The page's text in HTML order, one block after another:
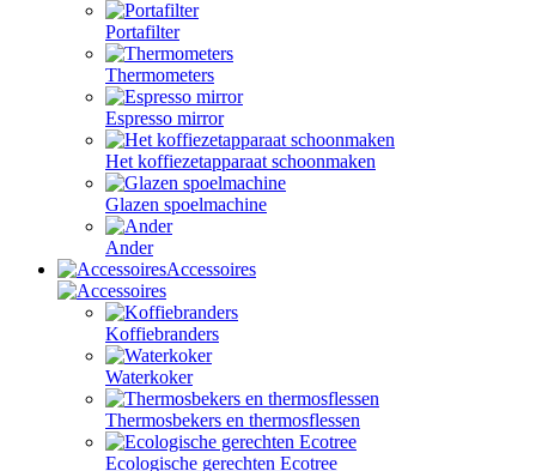
Portafilter
Thermometers
Espresso mirror
Het koffiezetapparaat schoonmaken
Glazen spoelmachine
Ander
Accessoires
Koffiebranders
Waterkoker
Thermosbekers en thermosflessen
Ecologische gerechten Ecotree